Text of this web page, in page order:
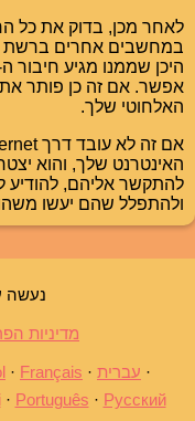
לאחר מכן, בדוק את כל
במחשבים אחרים ברשת
אפשר. אם זה כן פותר
האלחוטי שלך.
האינטרנט שלך, והוא
להתקשר אליהם, להודיע
ולהתפלל שהם יעשו משהו
נעשה
מדיניות
Français
עברית
Português Русский